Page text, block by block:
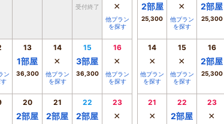
受付終了 ×
他プラン
を探す
ン
13
1部屋
36,300
14
×
他プラン
を探す
15
3部屋
36,300
16
×
他プラン
を探す
20
2部屋
21
2部屋
22
2部屋
23
×
2部屋
25,300
×
他プラン
を探す
2部屋
25,300
14
×
他プラン
を探す
15
×
他プラン
を探す
16
2部屋
25,300
21
×
22
2部屋
23
×